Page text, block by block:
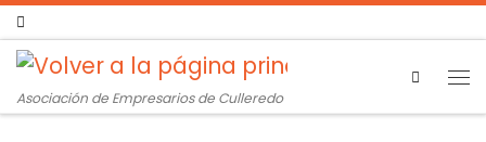
Asociación de Empresarios de Culleredo
Search